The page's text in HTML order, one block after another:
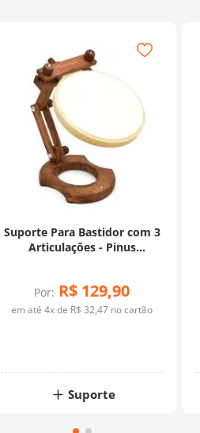
Suporte Para Bastidor com 3
Articulações - Pinus
Por: R$ 129,90
em até4x de R$ 32,47 no cartão
Suporte